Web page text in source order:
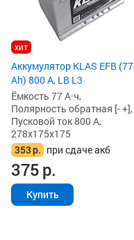
хит
Аккумулятор KLAS EFB (77
Ah) 800 А, LB L3
Ёмкость 77 А·ч,
Полярность обратная [- +],
Пусковой ток 800 А,
278x175x175
353р. при сдаче акб
375р.
Купить